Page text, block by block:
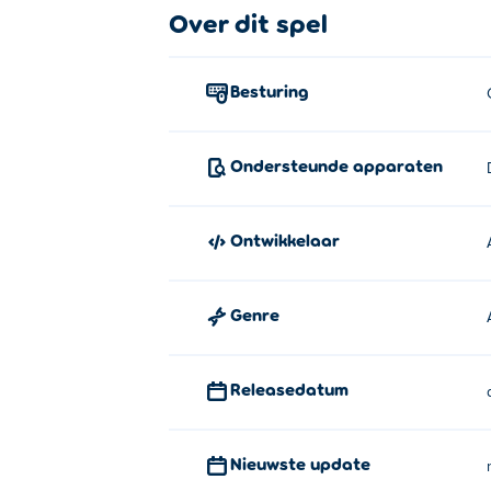
Wie heeft Kingdom Heroes
Je kunt Kingdom Heroes gratis spelen op
Kingdom Heroes kun je spelen op je
Over dit spel
Besturing
Ondersteunde apparaten
Ontwikkelaar
Genre
Releasedatum
Nieuwste update